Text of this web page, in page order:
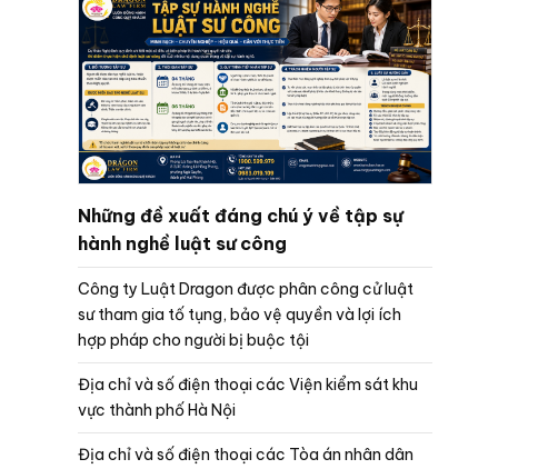
Những đề xuất đáng chú ý về tập sự
hành nghề luật sư công
Công ty Luật Dragon được phân công cử luật
sư tham gia tố tụng, bảo vệ quyền và lợi ích
hợp pháp cho người bị buộc tội
Địa chỉ và số điện thoại các Viện kiểm sát khu
vực thành phố Hà Nội
Địa chỉ và số điện thoại các Tòa án nhân dân